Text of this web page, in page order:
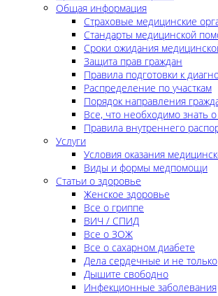
Общая информация
Страховые медицинские
Стандарты медицинской
Сроки ожидания
Защита прав граждан
Правила подготовки к
Распределение по участкам
Порядок направления
Все, что необходимо знать
Правила внутреннего
Услуги
Условия оказания
Виды и формы медпомощи
Статьи о здоровье
Женское здоровье
Все о гриппе
ВИЧ / СПИД
Все о ЗОЖ
Все о сахарном диабете
Дела сердечные и не только
Дышите свободно
Инфекционные заболевания